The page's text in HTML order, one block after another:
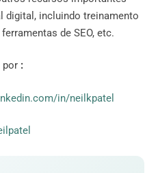
digital, incluindo treinamento
de SEO, etc.
por :
in/neilkpatel